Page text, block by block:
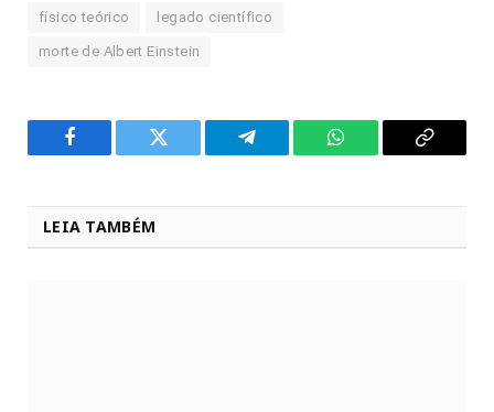
físico teórico legado científico
morte de Albert Einstein
Facebook Twitter Telegram WhatsAppCopy
LEIA TAMBÉM